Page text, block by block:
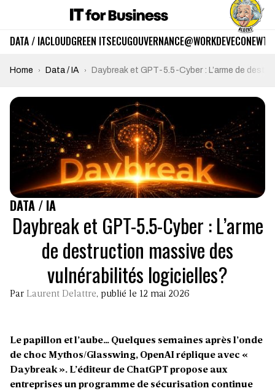
DATA / IACLOUDGREEN ITSECUGOUVERNANCE@WORKDEVECO
Home Data / IA Daybreak et GPT-5.5-Cyber : L’arme de
DATA / IA
Daybreak et GPT-5.5-Cyber : L’arme
de destruction massive des
vulnérabilités logicielles?
Par Laurent Delattre, publié le 12 mai 2026
Le papillon et l’aube… Quelques semaines après l’onde
de choc Mythos/Glasswing, OpenAI réplique avec «
Daybreak ». L’éditeur de ChatGPT propose aux
entreprises un programme de sécurisation continue